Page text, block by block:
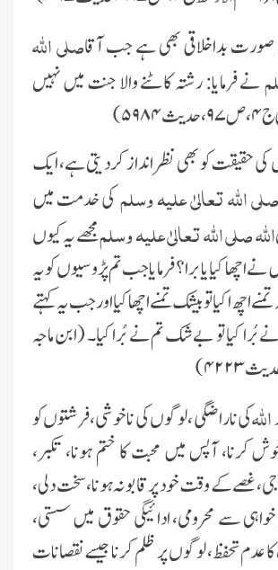
بداخلاقى بھى ہے جب آقاصلى اللہ
نے فرماىا: رشتہ کاٹنے والا جنت مىں نہىں
کى حقىقت کو بھى نظر انداز کردىتى ہے، اىک
صلى اللہ تعالىٰ علیہ وسلمکى خدمت مىں
اللہ صلى اللہ تعالىٰ علیہ وسلممجھے ىہ کىوں
اچھا کىا ىا برا؟ فرماىا جب تم پڑوسىوں کو ىہ
اچھ اکىا تو بىشک تمنے اچھا کىا اور جب ىہ کہتے
بُرا کىا تو بےشک تم نے بُرا کىا۔ (ابن ماجہ
اللہکى ناراضگى ، لوگوں کى ناخوشى، فرشتوں کو
کرنا، آپس مىں محبت کا ختم ہونا، تکبر،
غصے کے وقت خود پر قابو نہ ہونا، سخت دلى ،
سے محرومى، ادائىگى حقوق مىں سستى،
تحفظ، لوگوں پر ظلم کرنا جىسے نقصانات